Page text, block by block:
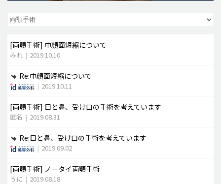
メンズ整形
idリアルストーリー
idニュース
安全整形
ご相談のお問い合わせ
[両顎手術] 中顔面短縮について
みれ | 2019.10.10
Re:中顔面短縮について
| 2019.10.11
[両顎手術] 目と鼻、受け口の手術を考えています
匿名 | 2019.08.31
Re:目と鼻、受け口の手術を考えています
| 2019.09.02
[両顎手術] ノータイ両顎手術
うに | 2019.08.18